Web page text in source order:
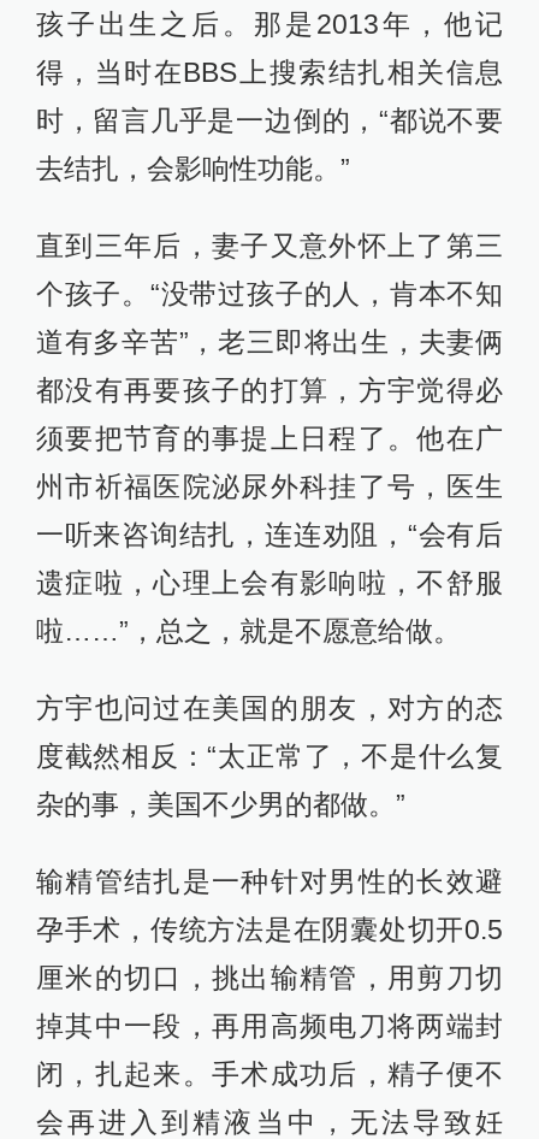
孩子出生之后。那是2013年，他记
得，当时在BBS上搜索结扎相关信息
时，留言几乎是一边倒的，“都说不要
去结扎，会影响性功能。”
直到三年后，妻子又意外怀上了第三
个孩子。“没带过孩子的人，肯本不知
道有多辛苦”，老三即将出生，夫妻俩
都没有再要孩子的打算，方宇觉得必
须要把节育的事提上日程了。他在广
州市祈福医院泌尿外科挂了号，医生
一听来咨询结扎，连连劝阻，“会有后
遗症啦，心理上会有影响啦，不舒服
啦……”，总之，就是不愿意给做。
方宇也问过在美国的朋友，对方的态
度截然相反：“太正常了，不是什么复
杂的事，美国不少男的都做。”
输精管结扎是一种针对男性的长效避
孕手术，传统方法是在阴囊处切开0.5
厘米的切口，挑出输精管，用剪刀切
掉其中一段，再用高频电刀将两端封
闭，扎起来。手术成功后，精子便不
会再进入到精液当中，无法导致妊